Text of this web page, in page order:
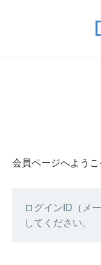
会員ページへようこ
ログインID（メ
してください。